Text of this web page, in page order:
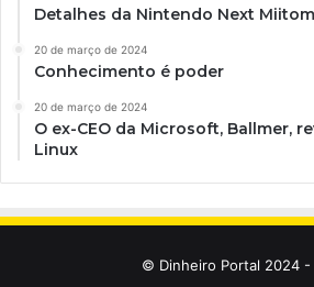
Detalhes da Nintendo Next
20 de março de 2024
Conhecimento é poder
20 de março de 2024
O ex-CEO da Microsoft, Ballmer,
Linux
© Dinheiro Portal 2024 -